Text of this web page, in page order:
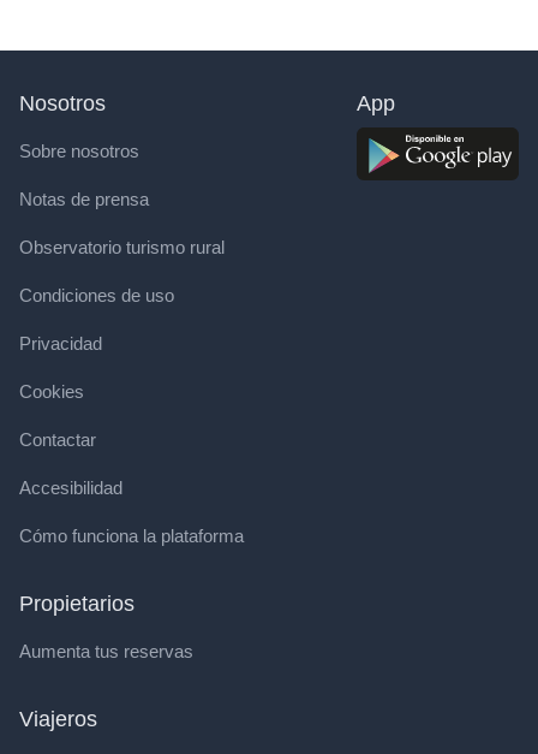
Nosotros
Sobre nosotros
Notas de prensa
Observatorio turismo rural
Condiciones de uso
Privacidad
Cookies
Contactar
Accesibilidad
Cómo funciona la plataforma
Propietarios
Aumenta tus reservas
Viajeros
App